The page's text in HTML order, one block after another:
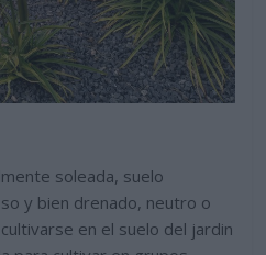
soleada, suelo
y bien drenado, neutro o
en el suelo del jardin